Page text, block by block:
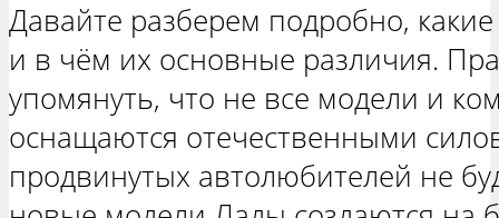
Давайте разберем подробно,
и в чём их основные различия.
упомянуть, что не все модели и
оснащаются отечественными
продвинутых автолюбителей не